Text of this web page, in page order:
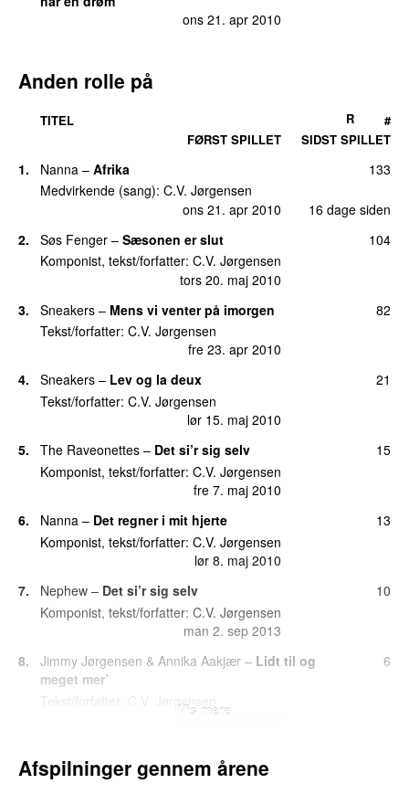
man 10. maj 2010
17. I en blågrå kupe
28
Det regner i mit hjerte
tirs 24. aug 2010
20.
Søndags-Seancer
søn 9. maj 2010
26
Det blonde danske smil
søn 9. maj 2010
Fraklip fra det fjerne
søn 16. maj 2010
23.
Flammerne
fre 3. dec 2010
14
fre 28. okt 2011
Florafobi
fre 6. maj 2016
Lænker og laster
tirs 21. sep 2010
27.
Tobaksvejen
lør 10. jul 2010
12
Kort proces
31. Tre portrætter
ons 21. apr 2010
Anden rolle på
TITEL
FØRST SPILLET
SIDST SPILLET
R #
1. Nanna – Afrika
ons 21. apr 2010 16 dage siden
133
Medvirkende (sang): C.V. Jørgensen
2. Søs Fenger – Sæsonen er slut
tors 20. maj 2010
104
Komponist, tekst/forfatter: C.V. Jørgensen
3. Sneakers – Mens vi venter på imorgen
fre 23. apr 2010
82
Tekst/forfatter: C.V. Jørgensen
4. Sneakers – Lev og la deux
lør 15. maj 2010
21
Tekst/forfatter: C.V. Jørgensen
5. The Raveonettes – Det si’r sig selv
fre 7. maj 2010
15
Komponist, tekst/forfatter: C.V. Jørgensen
6. Nanna – Det regner i mit hjerte
lør 8. maj 2010
13
Komponist, tekst/forfatter: C.V. Jørgensen
7. Nephew – Det si’r sig selv
man 2. sep 2013
10
Komponist, tekst/forfatter: C.V. Jørgensen
8. Jimmy Jørgensen & Annika Aakjær – Lidt til og
meget mer’
man 10. sep 2012
6
Tekst/forfatter: C.V. Jørgensen
Medvirkende (sang):C.V. Jørgensen
Vis mere
Afspilninger gennem årene